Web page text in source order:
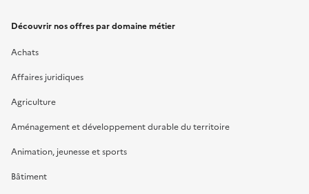
Découvrir nos offres par domaine métier
Achats
Affaires juridiques
Agriculture
Aménagement et développement durable du territoire
Animation, jeunesse et sports
Bâtiment